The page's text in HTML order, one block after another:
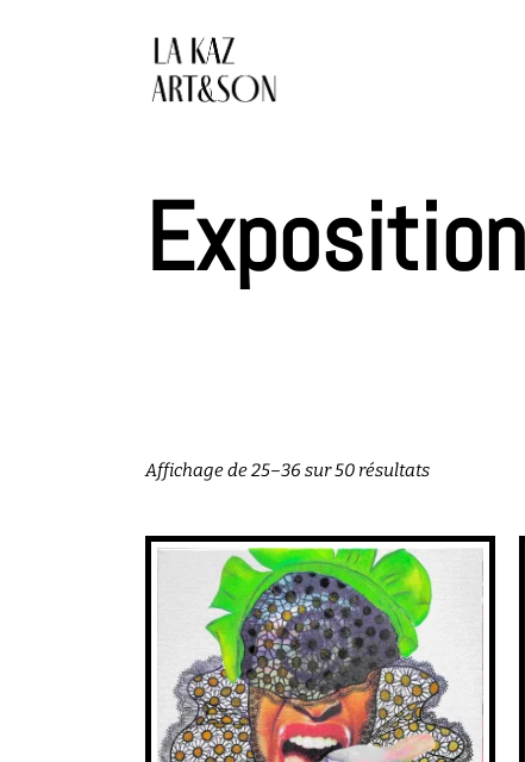
Affichage de 25–36 sur 50 résultatsTrié
popularité